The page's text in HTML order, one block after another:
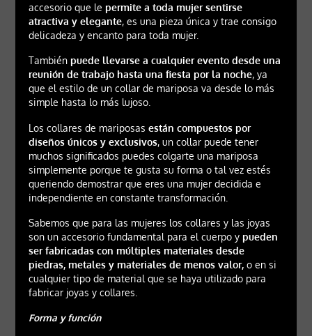
accesorio que le permite a toda mujer sentirse
atractiva y elegante, es una pieza única y trae consigo
delicadeza y encanto para toda mujer.
También puede llevarse a cualquier evento desde una
reunión de trabajo hasta una fiesta por la noche, ya
que el estilo de un collar de mariposa va desde lo más
simple hasta lo más lujoso.
Los collares de mariposas están compuestos por
diseños únicos y exclusivos, un collar puede tener
muchos significados puedes colgarte una mariposa
simplemente porque te gusta su forma o tal vez estés
queriendo demostrar que eres una mujer decidida e
independiente en constante transformación.
Sabemos que para las mujeres los collares y las joyas
son un accesorio fundamental para el cuerpo y pueden
ser fabricadas con múltiples materiales desde
piedras, metales y materiales de menos valor,o en si
cualquier tipo de material que se haya utilizado para
fabricar joyas y collares.
Forma y función